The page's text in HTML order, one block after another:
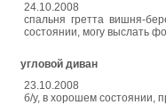
24.10.2008
спальня гретта вишня-
состоянии, могу выслать
угловой диван
23.10.2008
б/у, в хорошем состоянии,